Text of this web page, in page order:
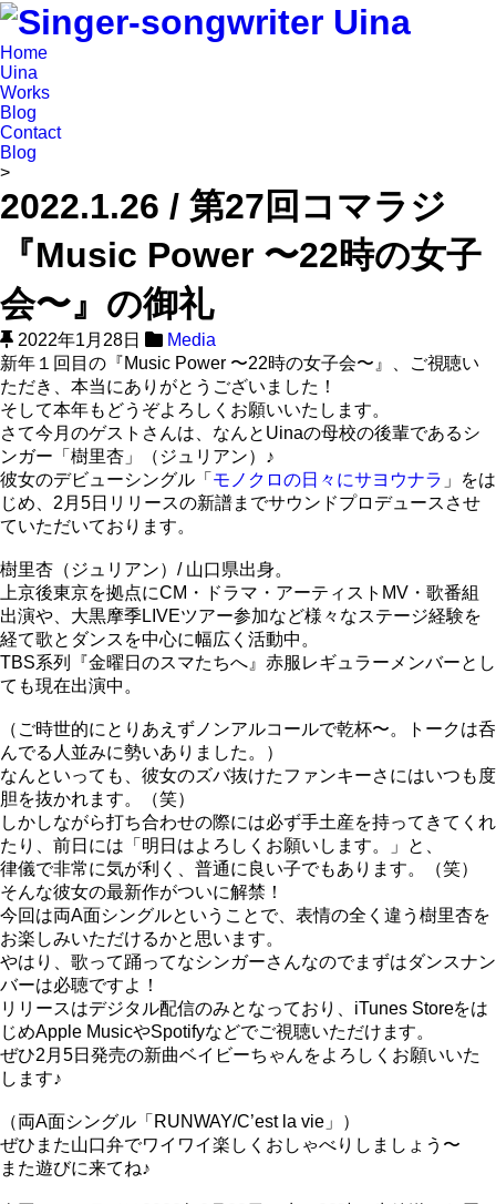
Home
Uina
Works
Blog
Contact
Blog
>
2022.1.26 / 第27回コマラジ
『Music Power 〜22時の女子
会〜』の御礼
2022年1月28日
Media
新年１回目の『Music Power 〜22時の女子会〜』、ご視聴い
ただき、本当にありがとうございました！
そして本年もどうぞよろしくお願いいたします。
さて今月のゲストさんは、なんとUinaの母校の後輩であるシ
ンガー「樹里杏」（ジュリアン）♪
彼女のデビューシングル「 モノクロの日々にサヨウナラ 」をは
じめ、2月5日リリースの新譜までサウンドプロデュースさせ
ていただいております。
樹里杏（ジュリアン）/ 山口県出身。
上京後東京を拠点にCM・ドラマ・アーティストMV・歌番組
出演や、大黒摩季LIVEツアー参加など様々なステージ経験を
経て歌とダンスを中心に幅広く活動中。
TBS系列『金曜日のスマたちへ』赤服レギュラーメンバーとし
ても現在出演中。
（ご時世的にとりあえずノンアルコールで乾杯〜。トークは呑
んでる人並みに勢いありました。）
なんといっても、彼女のズバ抜けたファンキーさにはいつも度
胆を抜かれます。（笑）
しかしながら打ち合わせの際には必ず手土産を持ってきてくれ
たり、前日には「明日はよろしくお願いします。」と、
律儀で非常に気が利く、普通に良い子でもあります。（笑）
そんな彼女の最新作がついに解禁！
今回は両A面シングルということで、表情の全く違う樹里杏を
お楽しみいただけるかと思います。
やはり、歌って踊ってなシンガーさんなのでまずはダンスナン
バーは必聴ですよ！
リリースはデジタル配信のみとなっており、iTunes Storeをは
じめApple MusicやSpotifyなどでご視聴いただけます。
ぜひ2月5日発売の新曲ベイビーちゃんをよろしくお願いいた
します♪
（両A面シングル「RUNWAY/C’est la vie」）
ぜひまた山口弁でワイワイ楽しくおしゃべりしましょう〜
また遊びに来てね♪